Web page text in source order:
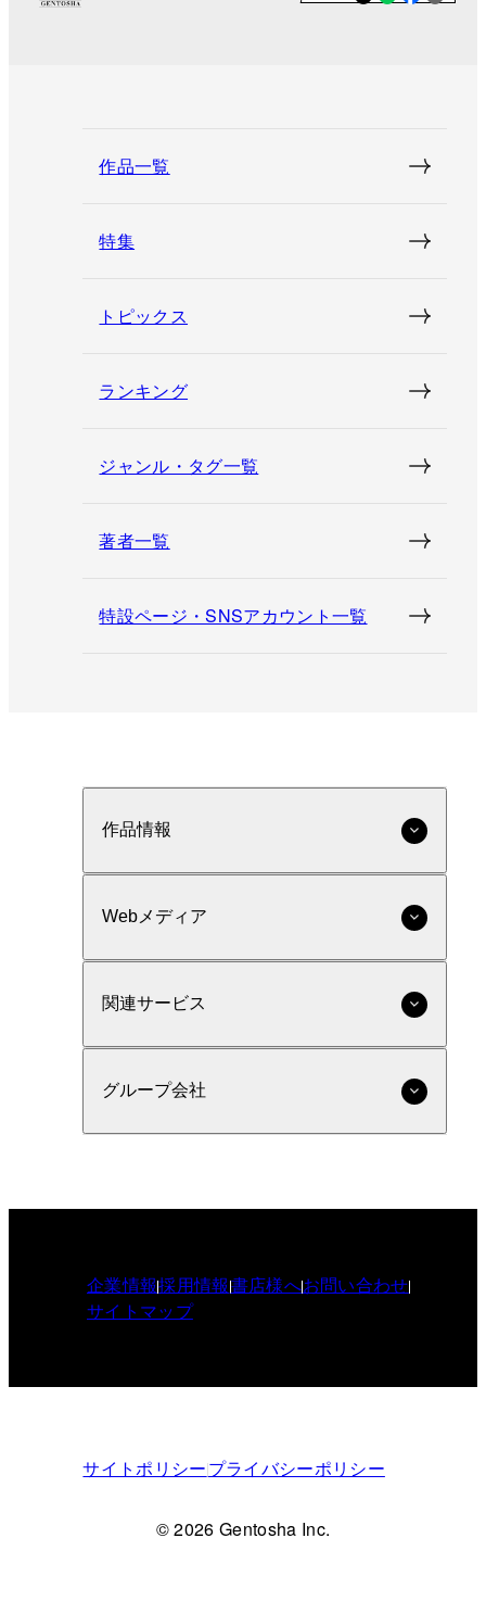
作品一覧
特集
トピックス
ランキング
ジャンル・タグ一覧
著者一覧
特設ページ・SNSアカウント一覧
作品情報
Webメディア
関連サービス
グループ会社
企業情報採用情報書店様へお問い合わせ
サイトマップ
サイトポリシープライバシーポリシー
© 2026 Gentosha Inc.